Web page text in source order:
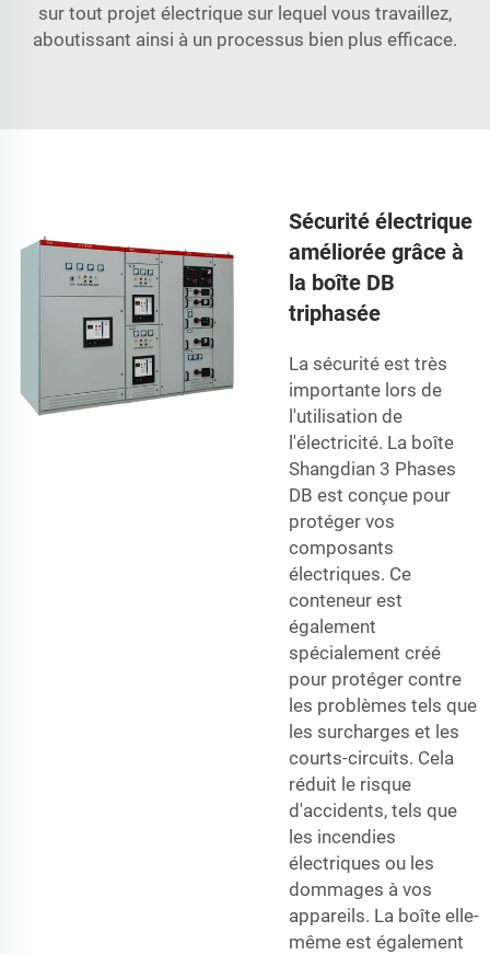
sur tout projet électrique sur lequel vous travaillez,
aboutissant ainsi à un processus bien plus efficace.
Sécurité électrique
améliorée grâce à
la boîte DB
triphasée
La sécurité est très
importante lors de
l'utilisation de
l'électricité. La boîte
Shangdian 3 Phases
DB est conçue pour
protéger vos
composants
électriques. Ce
conteneur est
également
spécialement créé
pour protéger contre
les problèmes tels que
les surcharges et les
courts-circuits. Cela
réduit le risque
d'accidents, tels que
les incendies
électriques ou les
dommages à vos
appareils. La boîte elle-
même est également